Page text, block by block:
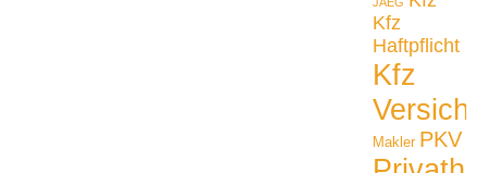
Kfz
Haftpflicht
Kfz
Makler PKV